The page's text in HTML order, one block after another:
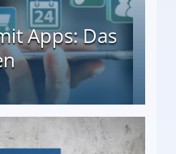
Apps: Das